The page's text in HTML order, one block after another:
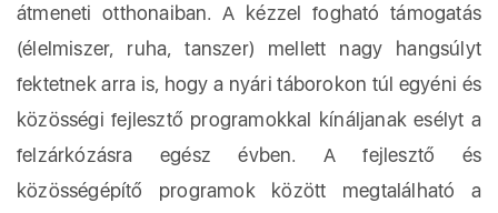
átmeneti otthonaiban. A kézzel fogható támogatás
(élelmiszer, ruha, tanszer) mellett nagy hangsúlyt
fektetnek arra is, hogy a nyári táborokon túl egyéni és
közösségi fejlesztő programokkal kínáljanak esélyt a
felzárkózásra egész évben. A fejlesztő és
közösségépítő programok között megtalálható a